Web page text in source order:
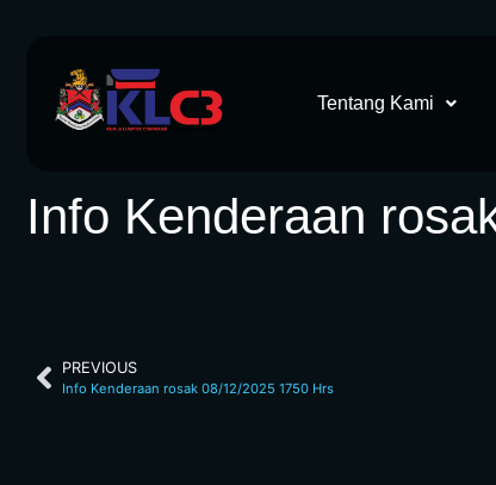
Tentang Kami
Info Kenderaan
PREVIOUS
Info Kenderaan rosak 08/12/2025 1750 Hrs